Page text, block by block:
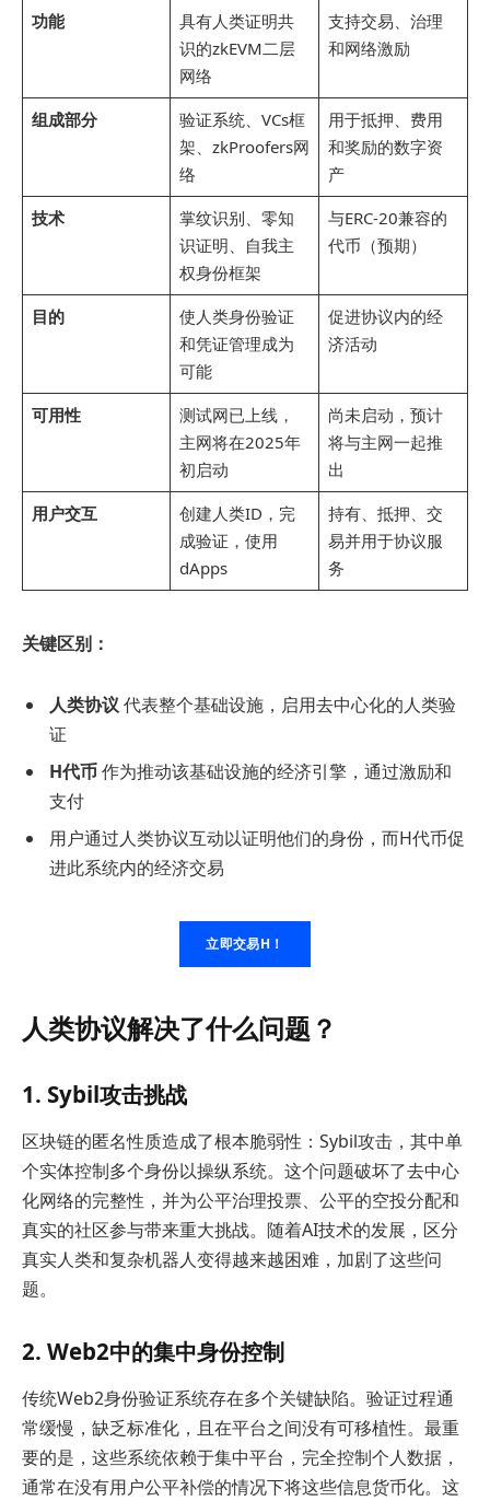
功能
具有人类证明共
识的zkEVM二层
网络
支持交易、治理
和网络激励
组成部分
验证系统、VCs框
架、zkProofers网
络
用于抵押、费用
和奖励的数字资
产
技术
掌纹识别、零知
识证明、自我主
权身份框架
与ERC-20兼容的
代币（预期）
目的
使人类身份验证
和凭证管理成为
可能
促进协议内的经
济活动
可用性
测试网已上线，
主网将在2025年
初启动
尚未启动，预计
将与主网一起推
出
用户交互
创建人类ID，完
成验证，使用
dApps
持有、抵押、交
易并用于协议服
务
关键区别：
人类协议 代表整个基础设施，启用去中心化的人类验
证
H代币作为推动该基础设施的经济引擎，通过激励和
支付
用户通过人类协议互动以证明他们的身份，而H代币促
进此系统内的经济交易
立即交易H！
人类协议解决了什么问题？
1. Sybil攻击挑战
区块链的匿名性质造成了根本脆弱性：Sybil攻击，其中单
个实体控制多个身份以操纵系统。这个问题破坏了去中心
化网络的完整性，并为公平治理投票、公平的空投分配和
真实的社区参与带来重大挑战。随着AI技术的发展，区分
真实人类和复杂机器人变得越来越困难，加剧了这些问
题。
2. Web2中的集中身份控制
传统Web2身份验证系统存在多个关键缺陷。验证过程通
常缓慢，缺乏标准化，且在平台之间没有可移植性。最重
要的是，这些系统依赖于集中平台，完全控制个人数据，
通常在没有用户公平补偿的情况下将这些信息货币化。这